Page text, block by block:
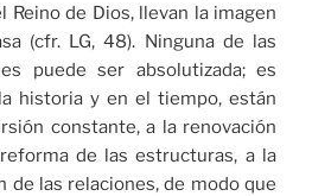
Reino de Dios, llevan la imagen
(cfr. LG, 48). Ninguna de las
puede ser absolutizada; es
historia y en el tiempo, están
constante, a la renovación
de las estructuras, a la
de las relaciones, de modo que